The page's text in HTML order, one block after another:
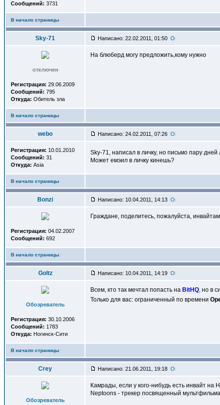
Сообщений: 3731
В начало страницы
Sky-71 Написано: 22.02.2011, 01:50
отключен
Регистрация: 29.06.2009
Сообщений: 795
Откуда: Обитель зла
На блюберд могу предложить,кому нужно
В начало страницы
webo Написано: 24.02.2011, 07:26
Регистрация: 10.01.2010
Сообщений: 31
Откуда: Asia
Sky-71, написал в личку, но письмо пару
Может емэил в личку кинешь?
В начало страницы
Bonzi Написано: 10.04.2011, 14:13
Регистрация: 04.02.2007
Сообщений: 692
Граждане, поделитесь, пожалуйста,
В начало страницы
Goltz Написано: 10.04.2011, 14:19
Обозреватель
Регистрация: 30.10.2006
Сообщений: 1783
Откуда: Ногинск-Сити
Всем, кто так мечтал попасть на BitHQ, но в
Только для вас: ограниченный по времени
В начало страницы
Crey Написано: 21.06.2011, 19:18
Обозреватель
Камрады, если у кого-нибудь есть инвайт на
Neptoons - трекер посвященный